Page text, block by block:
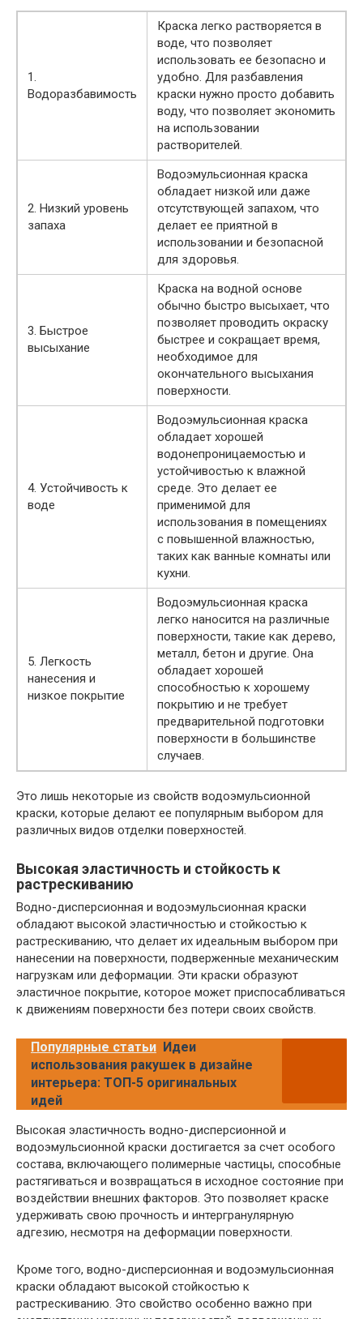
1.
Водоразбавимость
Краска легко растворяется в
воде, что позволяет
использовать ее безопасно и
удобно. Для разбавления
краски нужно просто добавить
воду, что позволяет экономить
на использовании
растворителей.
2. Низкий уровень
запаха
Водоэмульсионная краска
обладает низкой или даже
отсутствующей запахом, что
делает ее приятной в
использовании и безопасной
для здоровья.
3. Быстрое
высыхание
Краска на водной основе
обычно быстро высыхает, что
позволяет проводить окраску
быстрее и сокращает время,
необходимое для
окончательного высыхания
поверхности.
4. Устойчивость к
воде
Водоэмульсионная краска
обладает хорошей
водонепроницаемостью и
устойчивостью к влажной
среде. Это делает ее
применимой для
использования в помещениях
с повышенной влажностью,
таких как ванные комнаты или
кухни.
5. Легкость
нанесения и
низкое покрытие
Водоэмульсионная краска
легко наносится на различные
поверхности, такие как дерево,
металл, бетон и другие. Она
обладает хорошей
способностью к хорошему
покрытию и не требует
предварительной подготовки
поверхности в большинстве
случаев.
Это лишь некоторые из свойств водоэмульсионной
краски, которые делают ее популярным выбором для
различных видов отделки поверхностей.
Высокая эластичность и стойкость к
растрескиванию
Водно-дисперсионная и водоэмульсионная краски
обладают высокой эластичностью и стойкостью к
растрескиванию, что делает их идеальным выбором при
нанесении на поверхности, подверженные механическим
нагрузкам или деформации. Эти краски образуют
эластичное покрытие, которое может приспосабливаться
к движениям поверхности без потери своих свойств.
Популярные статьи Идеи
использования ракушек в дизайне
интерьера: ТОП-5 оригинальных
идей
Высокая эластичность водно-дисперсионной и
водоэмульсионной краски достигается за счет особого
состава, включающего полимерные частицы, способные
растягиваться и возвращаться в исходное состояние при
воздействии внешних факторов. Это позволяет краске
удерживать свою прочность и интергранулярную
адгезию, несмотря на деформации поверхности.
Кроме того, водно-дисперсионная и водоэмульсионная
краски обладают высокой стойкостью к
растрескиванию. Это свойство особенно важно при